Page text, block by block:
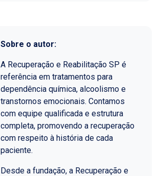
Sobre o autor:
A Recuperação e Reabilitação SP é
referência em tratamentos para
dependência química, alcoolismo e
transtornos emocionais. Contamos
com equipe qualificada e estrutura
completa, promovendo a recuperação
com respeito à história de cada
paciente.
Desde a fundação, a Recuperação e